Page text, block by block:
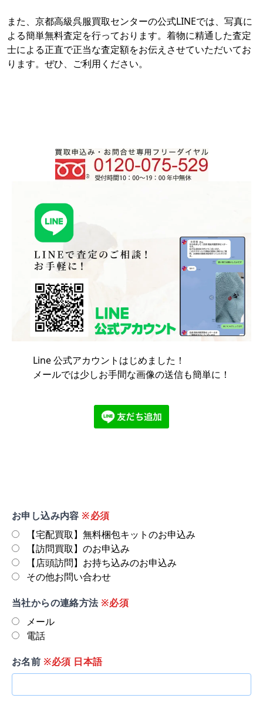
また、京都高級呉服買取センターの公式LINEでは、写真に
よる簡単無料査定を行っております。着物に精通した査定
士による正直で正当な査定額をお伝えさせていただいてお
ります。ぜひ、ご利用ください。
Line 公式アカウントはじめました！
メールでは少しお手間な画像の送信も簡単に！
お申し込み内容 ※必須
【宅配買取】無料梱包キットのお申込み
【訪問買取】のお申込み
【店頭訪問】お持ち込みのお申込み
その他お問い合わせ
当社からの連絡方法※必須
メール
電話
お名前 ※必須 日本語